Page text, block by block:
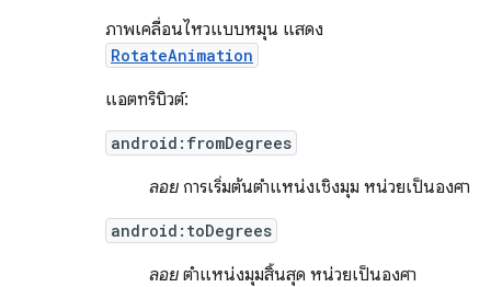
ภาพเคลื่อนไหวแบบหมุน แสดง
RotateAnimation
แอตทริบิวต์:
android:fromDegrees
ลอย การเริ่มต้นตำแหน่งเชิงมุม หน่วยเป็นองศา
android:toDegrees
ลอย ตำแหน่งมุมสิ้นสุด หน่วยเป็นองศา